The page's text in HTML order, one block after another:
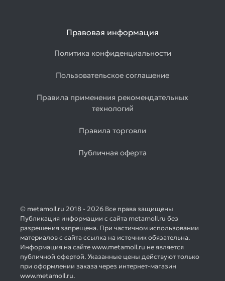
Правовая информация
Политика конфиденциальности
Пользовательское соглашение
Правила применения рекомендательных
технологий
Правила торговли
Публичная оферта
© metamoll.ru 2018 - 2026 Все права защищены
Публикация информации с сайта metamoll.ru без
разрешения запрещена. При частичном использовании
материалов с сайта ссылка на источник обязательна.
Информация на сайте www.metamoll.ru не является
публичной офертой. Указанные цены действуют только
при оформлении заказа через интернет-магазин
www.metamoll.ru.